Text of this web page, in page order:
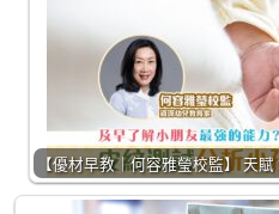
【優材早教｜何容雅瑩校監】 天賦